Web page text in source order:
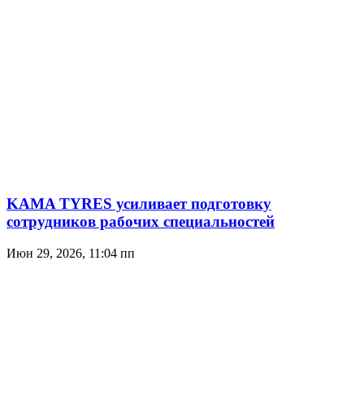
KAMA TYRES усиливает подготовку
сотрудников рабочих специальностей
Июн 29, 2026, 11:04 пп